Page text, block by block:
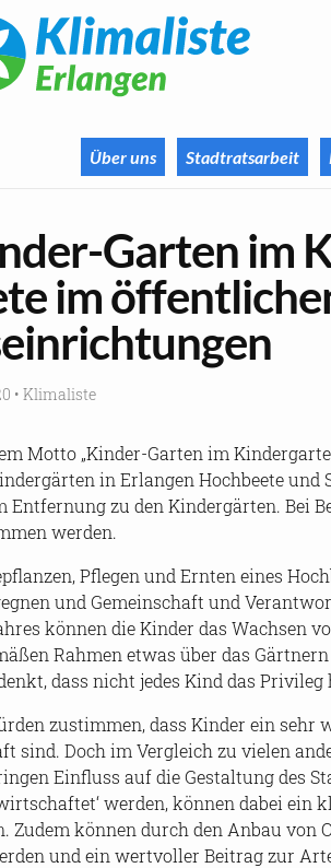
Über uns Stadtratsarbeit
​Garten im
im
• Kli­ma­lis­te
Motto „Kinder-​Garten im
in Er­lan­gen Hoch­bee­te
Ent­fer­nung zu den Kin­der­gär­ten. Bei
wer­den.
Pfle­gen und Ern­ten eines
und Ge­mein­schaft und
kön­nen die Kin­der das Wach­sen
Rah­men etwas über das
dass nicht jedes Kind das
zu­stim­men, dass Kin­der ein
sind. Doch im Ver­gleich zu vie­len
Ein­fluss auf die Ge­stal­tung des
wer­den, kön­nen dabei
Zudem kön­nen durch den Anbau von
und ein wert­vol­ler Bei­trag zur